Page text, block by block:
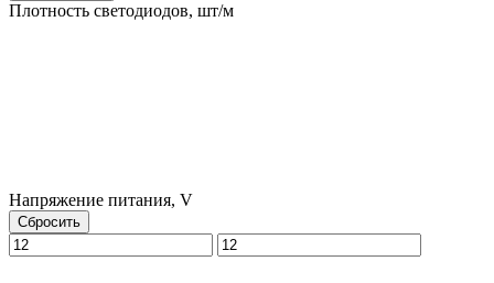
Плотность светодиодов, шт/м
Напряжение питания, V
Сбросить